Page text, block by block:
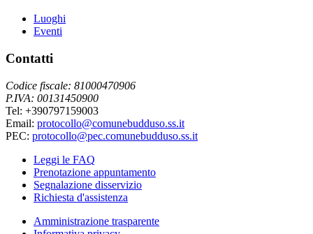
Luoghi
Eventi
Contatti
Codice fiscale: 81000470906
P.IVA: 00131450900
Tel: +390797159003
Email: protocollo@comunebudduso.ss.it
PEC: protocollo@pec.comunebudduso.ss.it
Leggi le FAQ
Prenotazione appuntamento
Segnalazione disservizio
Richiesta d'assistenza
Amministrazione trasparente